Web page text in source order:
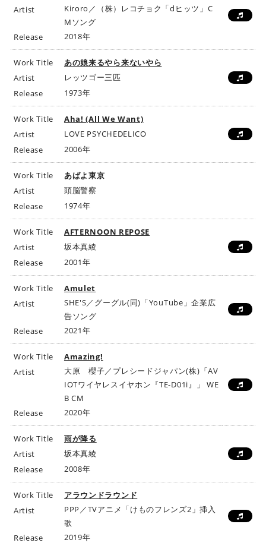
Artist
Kiroro／（株）レコチョク「dヒッツ」C
Mソング
Release
2018年
Work Title
あの娘来るやら来ないやら
Artist
レッツゴー三匹
Release
1973年
Work Title
Aha! (All We Want)
Artist
LOVE PSYCHEDELICO
Release
2006年
Work Title
あばよ東京
Artist
頭脳警察
Release
1974年
Work Title
AFTERNOON REPOSE
Artist
坂本真綾
Release
2001年
Work Title
Amulet
Artist
SHE'S／グーグル(同)「YouTube」企業広
告ソング
Release
2021年
Work Title
Amazing!
Artist
大原 櫻子／プレシードジャパン(株)「AV
IOTワイヤレスイヤホン『TE-D01i』」 WE
B CM
Release
2020年
Work Title
雨が降る
Artist
坂本真綾
Release
2008年
Work Title
アラウンドラウンド
Artist
PPP／TVアニメ「けものフレンズ2」挿入
歌
Release
2019年